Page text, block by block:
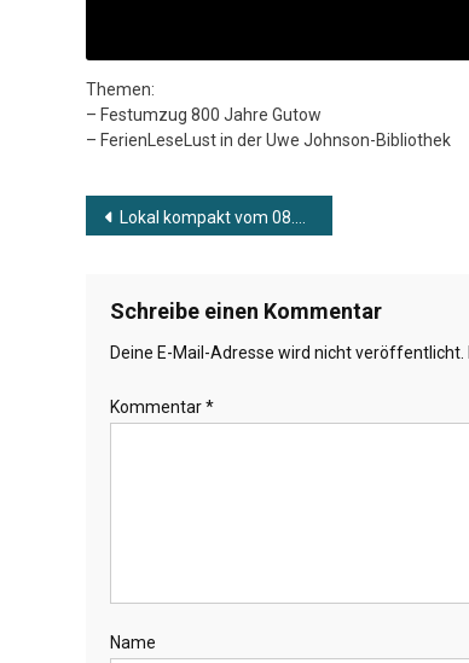
Themen:
– Festumzug 800 Jahre Gutow
– FerienLeseLust in der Uwe Johnson-Bibliothek
Beitragsnavigation
Lokal kompakt vom 08.07.2026
Schreibe einen Kommentar
Deine E-Mail-Adresse wird nicht veröffentlicht.
Kommentar*
Name